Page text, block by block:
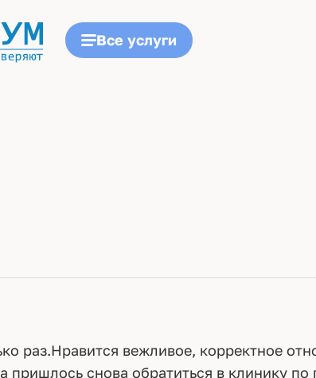
Все услуги
раз.Нравится вежливое, корректное
пришлось снова обратиться в клинику по